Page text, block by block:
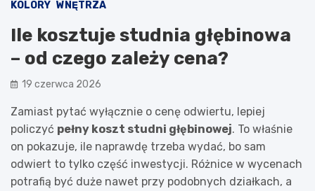
KOLORY WNĘTRZA
Ile kosztuje studnia głębinowa
– od czego zależy cena?
19 czerwca 2026
Zamiast pytać wyłącznie o cenę odwiertu, lepiej
policzyć pełny koszt studni głębinowej. To właśnie
on pokazuje, ile naprawdę trzeba wydać, bo sam
odwiert to tylko część inwestycji. Różnice w wycenach
potrafią być duże nawet przy podobnych działkach, a